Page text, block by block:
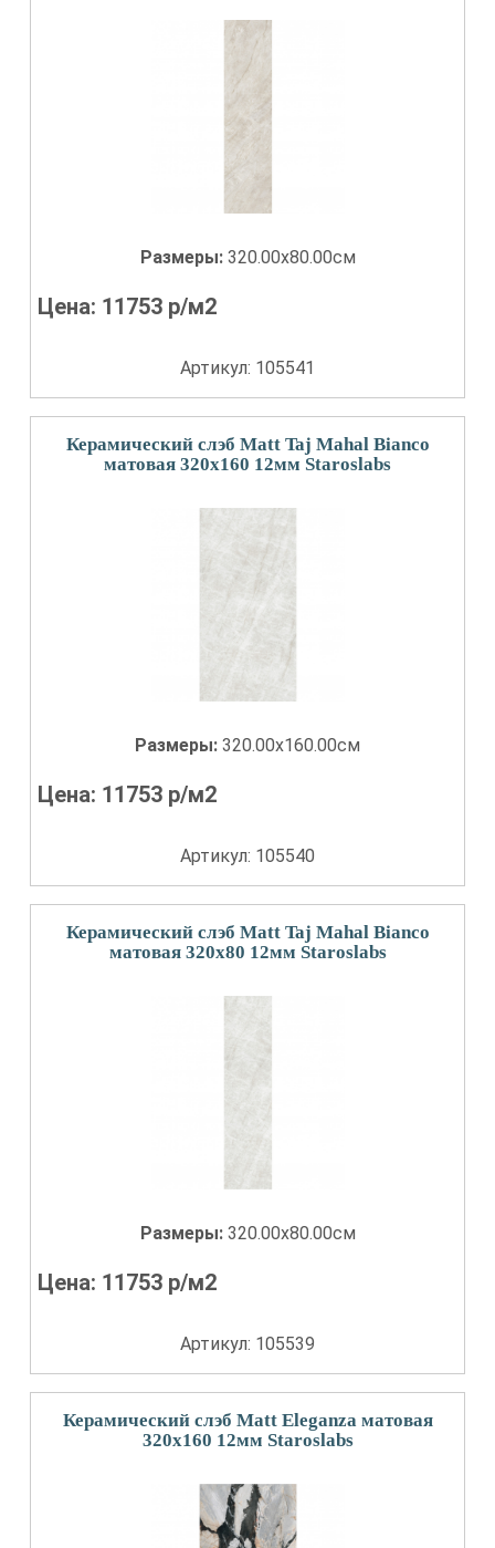
Размеры: 320.00x80.00см
Цена: 11753 р/м2
Артикул: 105541
Керамический слэб Matt Taj Mahal Bianco
матовая 320x160 12мм Staroslabs
Размеры: 320.00x160.00см
Цена: 11753 р/м2
Артикул: 105540
Керамический слэб Matt Taj Mahal Bianco
матовая 320x80 12мм Staroslabs
Размеры: 320.00x80.00см
Цена: 11753 р/м2
Артикул: 105539
Керамический слэб Matt Eleganza матовая
320x160 12мм Staroslabs